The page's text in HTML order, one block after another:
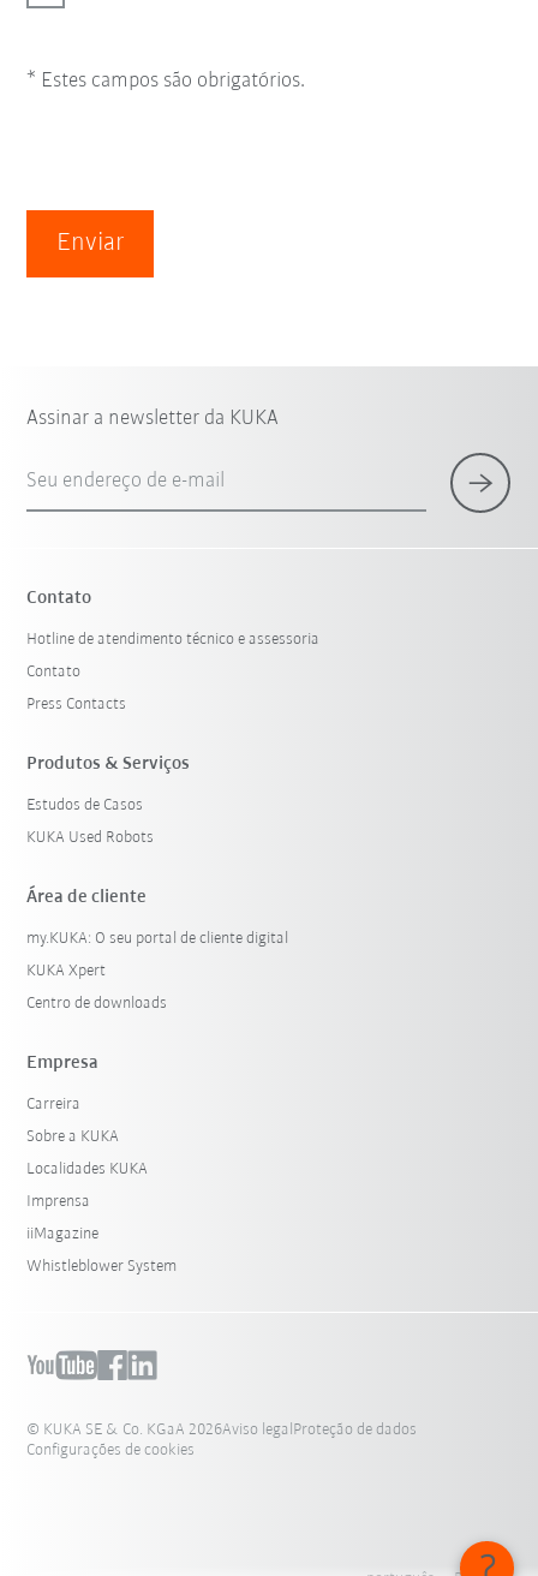
* Estes campos são obrigatórios.
Enviar
Assinar a newsletter da KUKA
Seu endereço de e-mail
Contato
Hotline de atendimento técnico e assessoria
Contato
Press Contacts
Produtos & Serviços
Estudos de Casos
KUKA Used Robots
Área de cliente
my.KUKA: O seu portal de cliente digital
KUKA Xpert
Centro de downloads
Empresa
Carreira
Sobre a KUKA
Localidades KUKA
Imprensa
iiMagazine
Whistleblower System
© KUKA SE & Co. KGaA 2026Aviso legalProteção de dados
Configurações de cookies